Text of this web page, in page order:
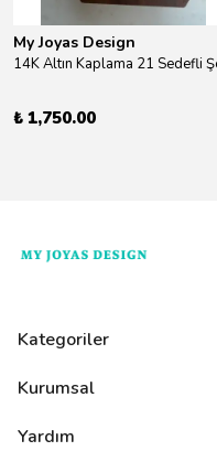
My Joyas Design
₺ 1,750.00
Kategoriler
Kurumsal
Yardım